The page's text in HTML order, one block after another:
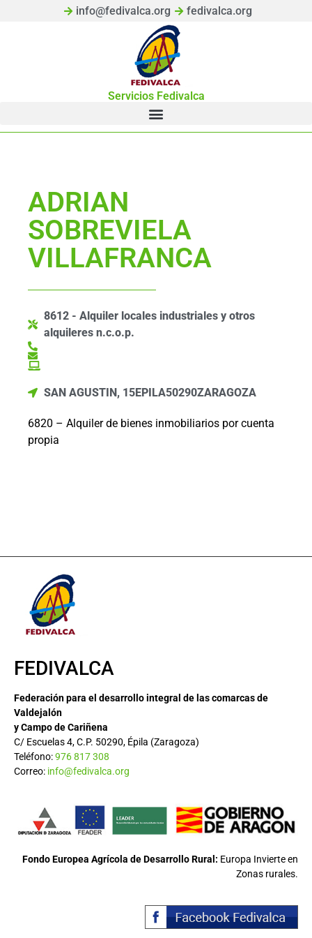
info@fedivalca.org fedivalca.org
Servicios Fedivalca
ADRIAN
SOBREVIELA
VILLAFRANCA
8612 - Alquiler locales industriales y otros
alquileres n.c.o.p.
SAN AGUSTIN, 15EPILA50290ZARAGOZA
6820 – Alquiler de bienes inmobiliarios por cuenta
propia
FEDIVALCA
Federación para el desarrollo integral de las comarcas de
Valdejalón
y Campo de Cariñena
C/ Escuelas 4, C.P. 50290, Épila (Zaragoza)
Teléfono:976 817 308
Correo: info@fedivalca.org
Fondo Europea Agrícola de Desarrollo Rural: Europa Invierte en
Zonas rurales.